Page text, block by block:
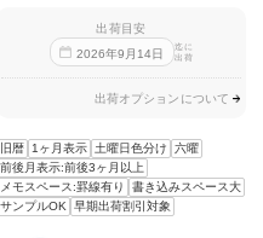
出荷目安
2026年9 月 14日
迄に
出荷
出荷オプションについて
旧暦 1ヶ月表示 土曜日色分け
六曜
前後月表示:前後3ヶ月以上
メモスペース:罫線有り
書き込みスペース大
サンプルOK
早期出荷割引対象